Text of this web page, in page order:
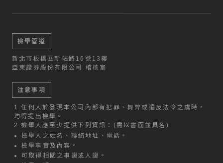
檢舉管道
新北市板橋區新站路16號13樓
亞東證券股份有限公司 稽核室
注意事項
1.任何人於發現本公司內部有犯罪、舞弊或違反法令之虞時，
均得提出檢舉。
2.檢舉人應至少提供下列資訊：(需以書面並具名)
檢舉人之姓名、聯絡地址、電話。
檢舉事實及內容。
可取得相關之事證或人證。